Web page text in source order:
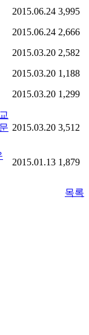
2015.06.24 3,995
2015.06.24 2,666
2015.03.20 2,582
2015.03.20 1,188
2015.03.20 1,299
2015.03.20 3,512
2015.01.13 1,879
목록